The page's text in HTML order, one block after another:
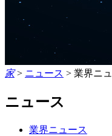
家 > ニュース > 業界ニ
ニュース
業界ニュース